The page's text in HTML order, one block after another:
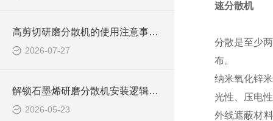
高剪切研磨分散机的使用注意事项有哪些？
2026-07-27
解锁石墨烯研磨分散机安装逻辑：从准备到调试，步骤拆解超清晰
2026-05-23
速分散机
分散是至少
布。
纳米氧化锌
光性、压电
外线遮蔽材